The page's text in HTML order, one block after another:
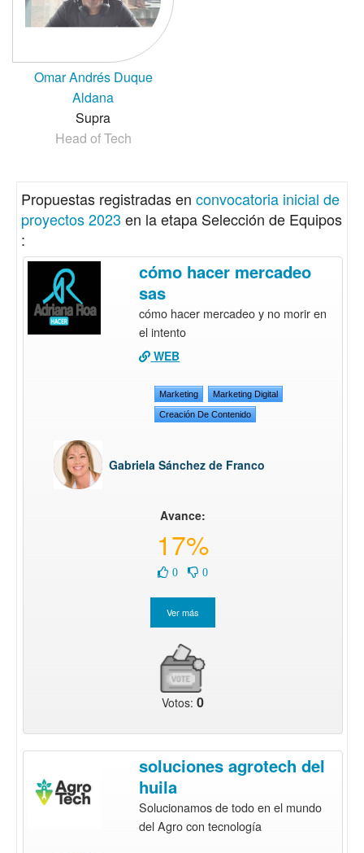
Omar Andrés Duque
Aldana
Supra
Head of Tech
Propuestas registradas en convocatoria inicial de
proyectos 2023 en la etapa Selección de Equipos
:
cómo hacer mercadeo
sas
cómo hacer mercadeo y no morir en
el intento
WEB
Marketing Marketing Digital
Creación De Contenido
Gabriela Sánchez de Franco
Avance:
17%
0 0
Votos: 0
soluciones agrotech del
huila
Solucionamos de todo en el mundo
del Agro con tecnología